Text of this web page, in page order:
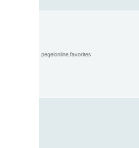
pegelonline.favorites